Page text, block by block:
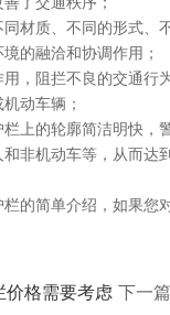
材质、不同的形式、
的融洽和协调作用；
，阻拦不良的交通行
动车辆；
上的轮廓简洁明快，
非机动车等，从而达
的简单介绍，如果您
价格需要考虑 下一篇